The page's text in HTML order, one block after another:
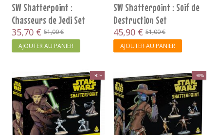
SW Shatterpoint :
Chasseurs de Jedi Set
d’Escouade
35,70 € 51,00 €
AJOUTER AU PANIER
SW Shatterpoint : Soif de
Destruction Set
d’Escouade...
45,90 € 51,00 €
AJOUTER AU PANIER
-30% -30%